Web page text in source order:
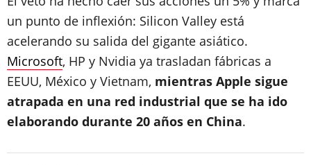
un punto de inflexión: Silicon Valley está
acelerando su salida del gigante asiático.
Microsoft, HP y Nvidia ya trasladan fábricas a
EEUU, México y Vietnam, mientras Apple sigue
atrapada en una red industrial que se ha ido
elaborando durante 20 años en China.